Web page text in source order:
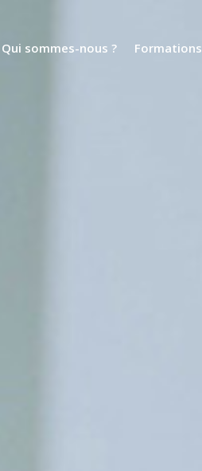
Qui sommes-nous ? Formations